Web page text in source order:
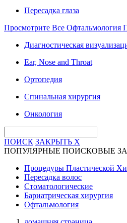
Пересадка глаза
Просмотрите Все Офтальмология
Диагностическая
Ear, Nose and Throat
Ортопедия
Спинальная хирургия
Онкология
ПОИСК ЗАКРЫТЬ X
ПОПУЛЯРНЫЕ ПОИСКОВЫЕ
Процедуры Пластической
Пересадка волос
Стоматологические
Бариатрическая хирургия
Офтальмология